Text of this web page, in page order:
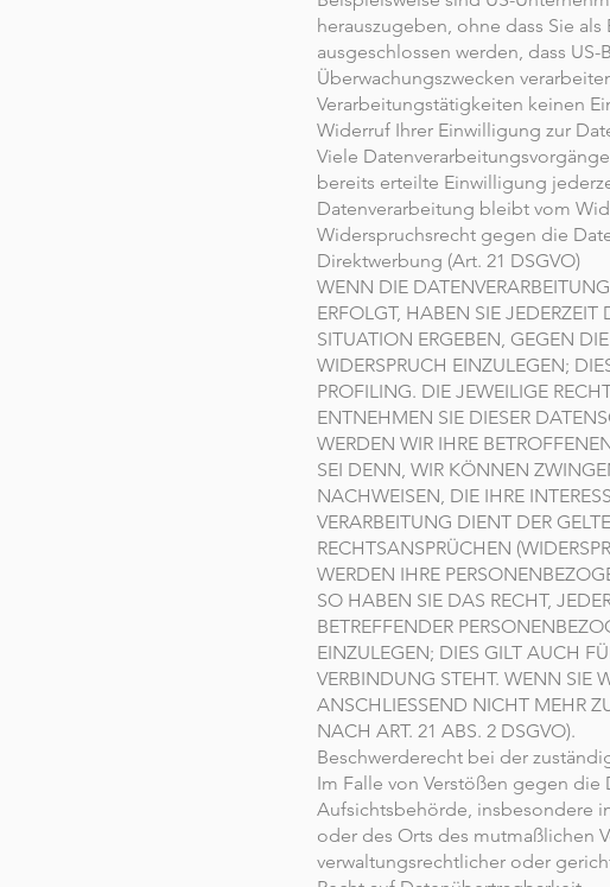
herauszugeben, ohne dass Sie
ausgeschlossen werden, dass
Überwachungszwecken
Verarbeitungstätigkeiten keinen
Widerruf Ihrer Einwilligung zur
Viele
bereits erteilte Einwilligung
Datenverarbeitung bleibt vom
Widerspruchsrecht gegen die
Direktwerbung (Art. 21 DSGVO)
WENN DIE
ERFOLGT, HABEN SIE
SITUATION ERGEBEN, GEGEN
WIDERSPRUCH EINZULEGEN;
PROFILING. DIE JEWEILIGE
ENTNEHMEN SIE DIESER
WERDEN WIR IHRE
SEI DENN, WIR KÖNNEN
NACHWEISEN, DIE IHRE
VERARBEITUNG DIENT DER
RECHTSANSPRÜCHEN
WERDEN IHRE
SO HABEN SIE DAS RECHT,
BETREFFENDER
EINZULEGEN; DIES GILT AUCH
VERBINDUNG STEHT. WENN SIE
ANSCHLIESSEND NICHT MEHR
NACH ART. 21 ABS. 2 DSGVO).
Beschwerderecht bei der
Im Falle von Verstößen gegen
Aufsichtsbehörde, insbesondere
oder des Orts des mutmaßlichen
verwaltungsrechtlicher oder